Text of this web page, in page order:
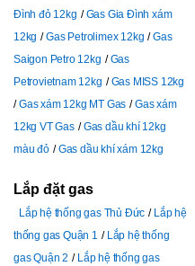
Đình đỏ 12kg
Gas Gia Đình xám
12kg
Gas Petrolimex 12kg
Gas
Saigon Petro 12kg
Gas
Petrovietnam 12kg
Gas MISS 12kg
Gas xám 12kg MT Gas
Gas xám
12kg VT Gas
Gas dầu khí 12kg
màu đỏ
Gas dầu khí xám 12kg
Lắp đặt gas
Lắp hệ thống gas Thủ Đức
Lắp hệ
thống gas Quận 1
Lắp hệ thống
gas Quận 2
Lắp hệ thống gas